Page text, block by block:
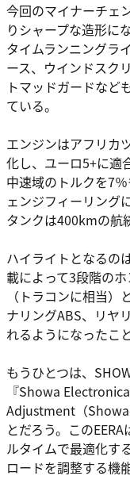
今回のマイナーチェ
りシャープな造形に
タイムランニングラ
ース、ウインドスク
トマッドガードなど
ている。
エンジンはアフリカ
化し、ユーロ5+に適
中速域のトルクを7
ェンジフィーリング
タンクは400kmの航
ハイライトとなるの
載によって3段階の
（トラコンに相当
ナリングABS、リヤ
れるようになったこと
もうひとつは、
『Showa
Adjustment（
とだろう。この
ルタイムで最適化す
ロードを調整する機